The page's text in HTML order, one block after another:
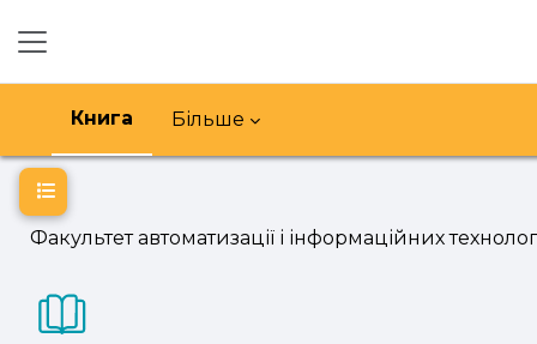
Книга Більше
Факультет автоматизації і інформаційних
Відкритий покажчик курсу